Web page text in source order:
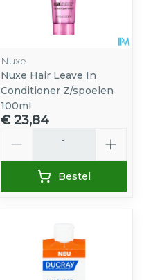
Nuxe
Nuxe Hair Leave In
Conditioner Z/spoelen
100ml
€ 23,84
Bestel